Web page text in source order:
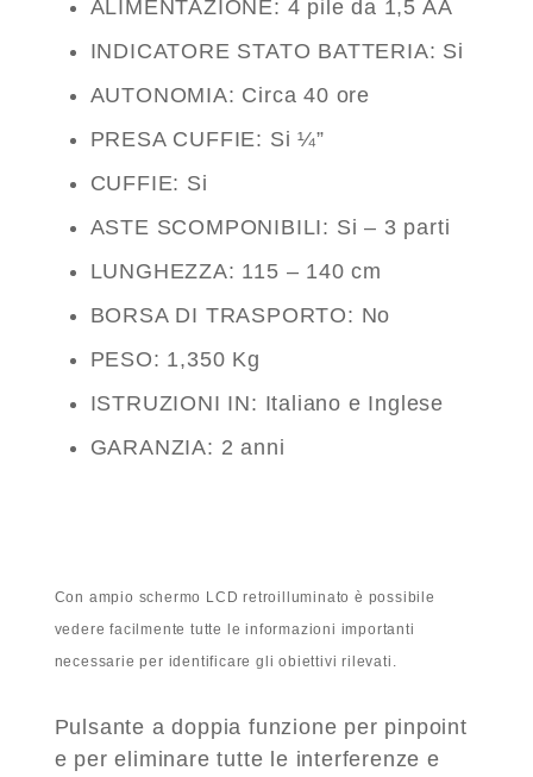
ALIMENTAZIONE: 4 pile da 1,5 AA
INDICATORE STATO BATTERIA: Si
AUTONOMIA: Circa 40 ore
PRESA CUFFIE: Si ¼”
CUFFIE: Si
ASTE SCOMPONIBILI: Si – 3 parti
LUNGHEZZA: 115 – 140 cm
BORSA DI TRASPORTO: No
PESO: 1,350 Kg
ISTRUZIONI IN: Italiano e Inglese
GARANZIA: 2 anni
Con ampio schermo LCD retroilluminato è possibile
vedere facilmente tutte le informazioni importanti
necessarie per identificare gli obiettivi rilevati.
Pulsante a doppia funzione per pinpoint
e per eliminare tutte le interferenze e